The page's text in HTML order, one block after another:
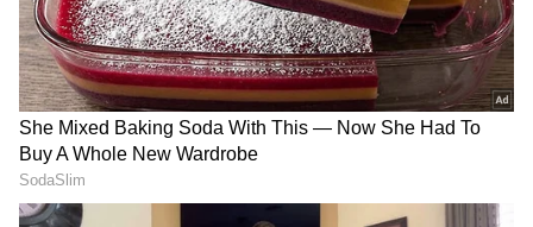
ಮಾನಸಿಕ ಸ್ಥಿತಿ ಇಂದು ಏನಾಗಿರಬೇಡ? ಒಂದು ರಾಷ್ಟ್ರ ಮಟ್ಟದ
ಪ್ರಶ್ನೆ ಪತ್ರಿಕೆ ಸೋರಿಕೆಯಾಗಲು ಯಾರ ವೈಫಲ್ಯ ಕಾರಣ?'
ಎಂದು ಕೇಂದ್ರ ಸರ್ಕಾರದ ವಿರುದ್ಧ ನೇರ ಪ್ರಶ್ನೆಗಳನ್ನು ಎಸೆದರು.
ಮಾದರಿ ಪ್ರಶ್ನೆ ಪತ್ರಿಕೆ ಬಿಡುಗಡೆ ಮಾಡಿದಾಗಲೇ ಕೆಲವು
ಗೊಂದಲಗಳಿದ್ದವು, ಈಗ ಇಡೀ ಪರೀಕ್ಷಾ ಪದ್ಧತಿಯೇ
ಅನುಮಾನಕ್ಕೆ ಗುರಿಯಾಗಿದೆ ಎಂದರು.
RECOMMENDED STORIES